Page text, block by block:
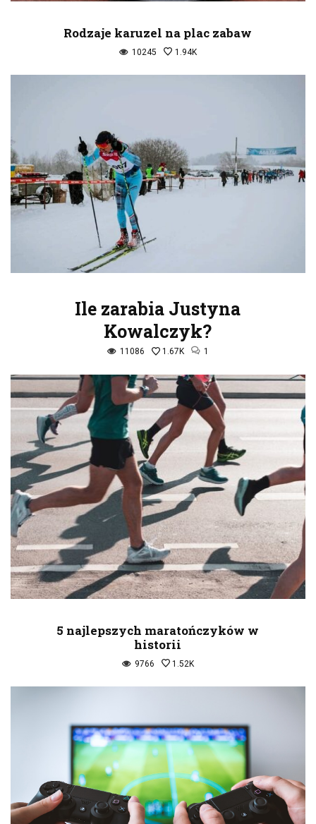
Rodzaje karuzel na plac zabaw
10245 1.94K
Ile zarabia Justyna
Kowalczyk?
11086 1.67K 1
5 najlepszych maratończyków w
historii
9766 1.52K